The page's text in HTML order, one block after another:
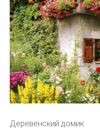
Деревенский домик